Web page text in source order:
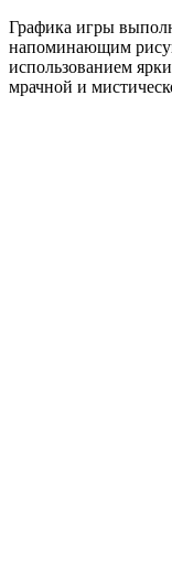
Графика игры
напоминающим
использованием
мрачной и